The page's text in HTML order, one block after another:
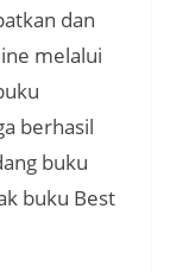
dan
melalui
berhasil
buku
buku Best